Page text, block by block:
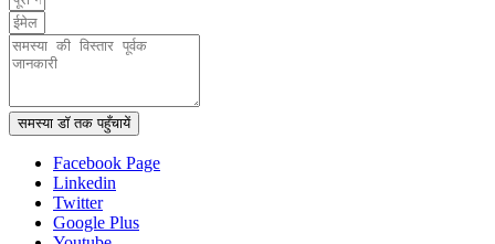
समस्या डॉ तक पहुँचायें
Facebook Page
Linkedin
Twitter
Google Plus